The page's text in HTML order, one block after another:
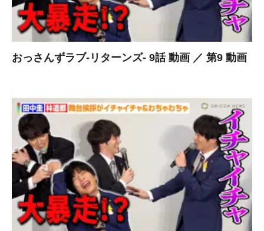
おっさんずラブ-リターンズ- 9話 動画 ／ 第9 動画